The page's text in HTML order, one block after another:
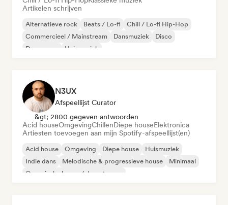
Artikelen schrijven
Alternatieve rock Beats / Lo-fi
Chill / Lo-fi Hip-Hop
Commercieel / Mainstream
Dansmuziek
Disco
Droompop
Huismuziek
N3UX
Afspeellijst Curator
&gt; 2800 gegeven antwoorden
Acid houseOmgevingChillenDiepe houseElektronica
Artiesten toevoegen aan mijn Spotify-afspeellijst(en)
Acid house Omgeving Diepe house
Huismuziek
Indie dans
Melodische & progressieve house
Minimaal
Organische house / downtempo